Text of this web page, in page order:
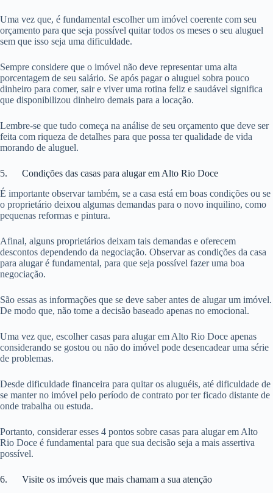
Uma vez que, é fundamental escolher um imóvel coerente com seu
orçamento para que seja possível quitar todos os meses o seu aluguel
sem que isso seja uma dificuldade.
Sempre considere que o imóvel não deve representar uma alta
porcentagem de seu salário. Se após pagar o aluguel sobra pouco
dinheiro para comer, sair e viver uma rotina feliz e saudável significa
que disponibilizou dinheiro demais para a locação.
Lembre-se que tudo começa na análise de seu orçamento que deve ser
feita com riqueza de detalhes para que possa ter qualidade de vida
morando de aluguel.
5. Condições das casas para alugar em Alto Rio Doce
É importante observar também, se a casa está em boas condições ou se
o proprietário deixou algumas demandas para o novo inquilino, como
pequenas reformas e pintura.
Afinal, alguns proprietários deixam tais demandas e oferecem
descontos dependendo da negociação. Observar as condições da casa
para alugar é fundamental, para que seja possível fazer uma boa
negociação.
São essas as informações que se deve saber antes de alugar um imóvel.
De modo que, não tome a decisão baseado apenas no emocional.
Uma vez que, escolher casas para alugar em Alto Rio Doce apenas
considerando se gostou ou não do imóvel pode desencadear uma série
de problemas.
Desde dificuldade financeira para quitar os aluguéis, até dificuldade de
se manter no imóvel pelo período de contrato por ter ficado distante de
onde trabalha ou estuda.
Portanto, considerar esses 4 pontos sobre casas para alugar em Alto
Rio Doce é fundamental para que sua decisão seja a mais assertiva
possível.
6. Visite os imóveis que mais chamam a sua atenção